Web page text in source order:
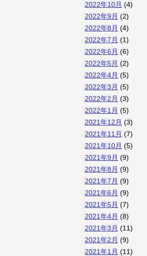
2022年10月 (4)
2022年9月 (2)
2022年8月 (4)
2022年7月 (1)
2022年6月 (6)
2022年5月 (2)
2022年4月 (5)
2022年3月 (5)
2022年2月 (3)
2022年1月 (5)
2021年12月 (3)
2021年11月 (7)
2021年10月 (5)
2021年9月 (9)
2021年8月 (9)
2021年7月 (9)
2021年6月 (9)
2021年5月 (7)
2021年4月 (8)
2021年3月 (11)
2021年2月 (9)
2021年1月 (11)